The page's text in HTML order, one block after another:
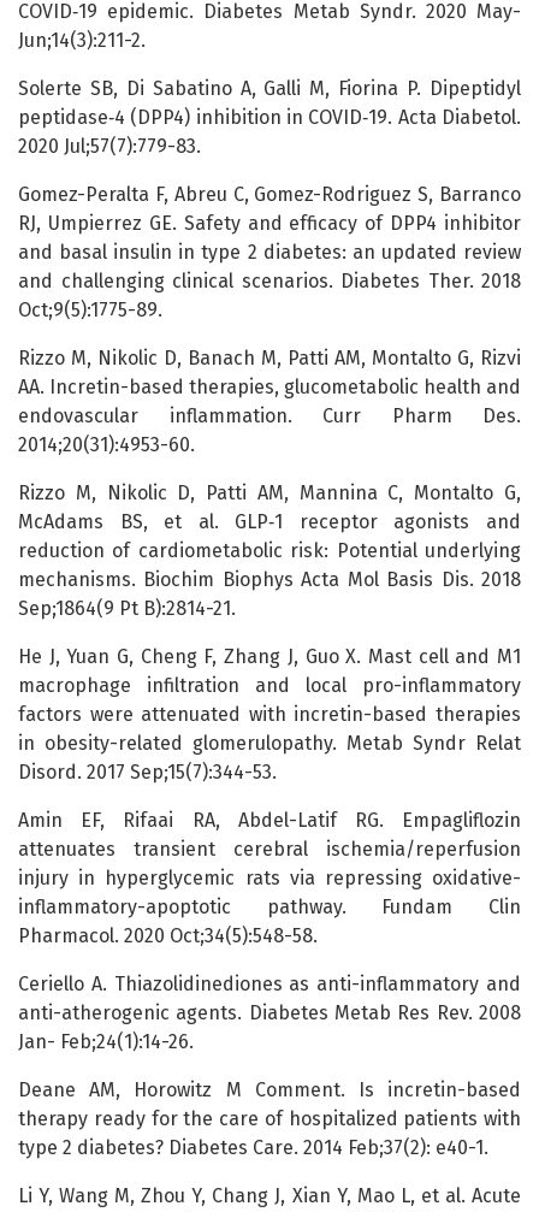
COVID‑19 epidemic. Diabetes Metab Syndr. 2020 May-
Jun;14(3):211-2.
Solerte SB, Di Sabatino A, Galli M, Fiorina P. Dipeptidyl
peptidase‑4 (DPP4) inhibition in COVID‑19. Acta Diabetol.
2020 Jul;57(7):779-83.
Gomez-Peralta F, Abreu C, Gomez-Rodriguez S, Barranco
RJ, Umpierrez GE. Safety and efficacy of DPP4 inhibitor
and basal insulin in type 2 diabetes: an updated review
and challenging clinical scenarios. Diabetes Ther. 2018
Oct;9(5):1775-89.
Rizzo M, Nikolic D, Banach M, Patti AM, Montalto G, Rizvi
AA. Incretin-based therapies, glucometabolic health and
endovascular inflammation. Curr Pharm Des.
2014;20(31):4953-60.
Rizzo M, Nikolic D, Patti AM, Mannina C, Montalto G,
McAdams BS, et al. GLP‑1 receptor agonists and
reduction of cardiometabolic risk: Potential underlying
mechanisms. Biochim Biophys Acta Mol Basis Dis. 2018
Sep;1864(9 Pt B):2814-21.
He J, Yuan G, Cheng F, Zhang J, Guo X. Mast cell and M1
macrophage infiltration and local pro-inflammatory
factors were attenuated with incretin-based therapies
in obesity-related glomerulopathy. Metab Syndr Relat
Disord. 2017 Sep;15(7):344-53.
Amin EF, Rifaai RA, Abdel-Latif RG. Empagliflozin
attenuates transient cerebral ischemia/reperfusion
injury in hyperglycemic rats via repressing oxidative-
inflammatory-apoptotic pathway. Fundam Clin
Pharmacol. 2020 Oct;34(5):548-58.
Ceriello A. Thiazolidinediones as anti-inflammatory and
anti-atherogenic agents. Diabetes Metab Res Rev. 2008
Jan- Feb;24(1):14-26.
Deane AM, Horowitz M Comment. Is incretin-based
therapy ready for the care of hospitalized patients with
type 2 diabetes? Diabetes Care. 2014 Feb;37(2): e40-1.
Li Y, Wang M, Zhou Y, Chang J, Xian Y, Mao L, et al. Acute